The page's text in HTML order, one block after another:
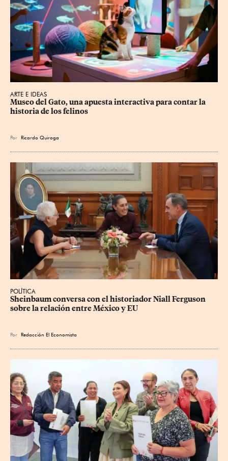
ARTE E IDEAS
Museo del Gato, una apuesta interactiva para contar la
historia de los felinos
Por Ricardo Quiroga
POLÍTICA
Sheinbaum conversa con el historiador Niall Ferguson
sobre la relación entre México y EU
Por Redacción El Economista